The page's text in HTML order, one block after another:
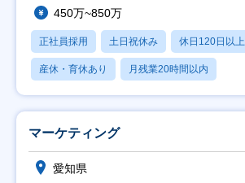
450万~850万
正社員採用 土日祝休み 休日120日以上
産休・育休あり 月残業20時間以内
マーケティング
愛知県